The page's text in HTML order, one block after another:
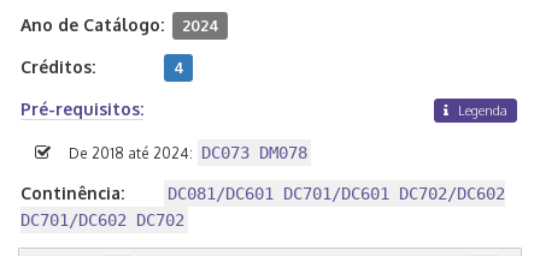
Ano de Catálogo: 2024
Créditos: 4
Pré-requisitos: Legenda
De 2018 até 2024: DC073 DM078
Continência:
DC081/DC601 DC701/DC601 DC702/DC602
DC701/DC602 DC702